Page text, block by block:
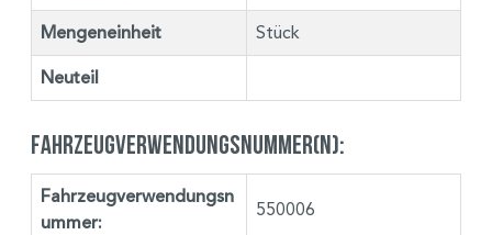
Mengeneinheit Stück
Neuteil
Fahrzeugverwendungsnummer(n):
Fahrzeugverwendungsn
ummer:
550006